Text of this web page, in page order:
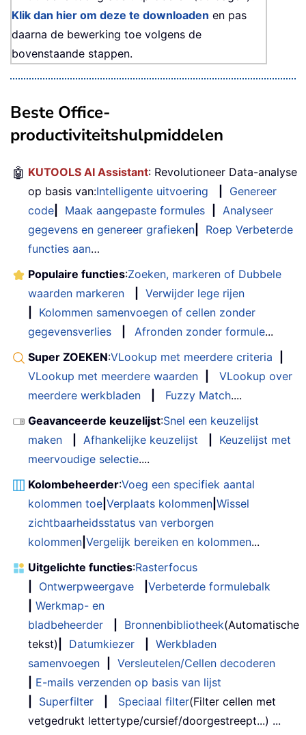
Klik dan hier om deze te downloaden en pas
daarna de bewerking toe volgens de
bovenstaande stappen.
Beste Office-
productiviteitshulpmiddelen
🤖 KUTOOLS AI Assistant: Revolutioneer Data-analyse
op basis van:Intelligente uitvoering
Genereer
code
Maak aangepaste formules
Analyseer
gegevens en genereer grafieken
Roep Verbeterde
functies aan…
Populaire functies:Zoeken, markeren of Dubbele
waarden markeren
Verwijder lege rijen
Kolommen samenvoegen of cellen zonder
gegevensverlies
Afronden zonder formule...
Super ZOEKEN:VLookup met meerdere criteria
VLookup met meerdere waarden
VLookup over
meerdere werkbladen
Fuzzy Match....
Geavanceerde keuzelijst:Snel een keuzelijst
maken
Afhankelijke keuzelijst
Keuzelijst met
meervoudige selectie....
Kolombeheerder:Voeg een specifiek aantal
kolommen toe Verplaats kolommen Wissel
zichtbaarheidsstatus van verborgen
kolommen Vergelijk bereiken en kolommen...
Uitgelichte functies:Rasterfocus
Ontwerpweergave
Verbeterde formulebalk
Werkmap- en
bladbeheerder
Bronnenbibliotheek(Automatische
tekst)
Datumkiezer
Werkbladen
samenvoegen
Versleutelen/Cellen decoderen
E-mails verzenden op basis van lijst
Superfilter Speciaal filter(Filter cellen met
vetgedrukt lettertype/cursief/doorgestreept...) ...